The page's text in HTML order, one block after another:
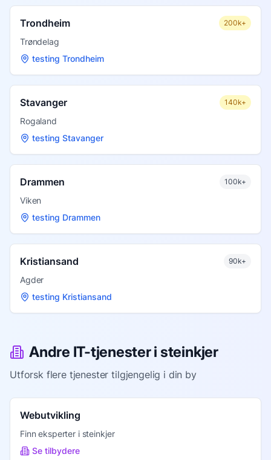
Trondheim 200k+
Trøndelag
testing Trondheim
Stavanger 140k+
Rogaland
testing Stavanger
Drammen 100k+
Viken
testing Drammen
Kristiansand 90k+
Agder
testing Kristiansand
Andre IT-tjenester i steinkjer
Utforsk flere tjenester tilgjengelig i din by
Webutvikling
Finn eksperter i steinkjer
Se tilbydere